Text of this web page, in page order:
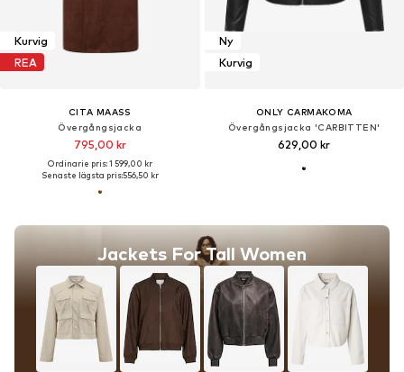
Kurvig
REA
CITA MAASS
Övergångsjacka
795,00 kr
Ordinarie pris: 1 599,00 kr
Senaste lägsta pris:556,50 kr
Jackets For Tall Women
Ny
Kurvig
ONLY CARMAKOMA
Övergångsjacka 'CARBITTEN'
629,00 kr